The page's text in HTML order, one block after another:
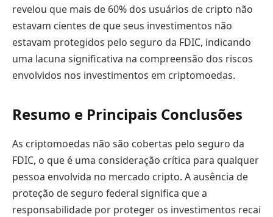
revelou que mais de 60% dos usuários de cripto não
estavam cientes de que seus investimentos não
estavam protegidos pelo seguro da FDIC, indicando
uma lacuna significativa na compreensão dos riscos
envolvidos nos investimentos em criptomoedas.
Resumo e Principais Conclusões
As criptomoedas não são cobertas pelo seguro da
FDIC, o que é uma consideração crítica para qualquer
pessoa envolvida no mercado cripto. A ausência de
proteção de seguro federal significa que a
responsabilidade por proteger os investimentos recai